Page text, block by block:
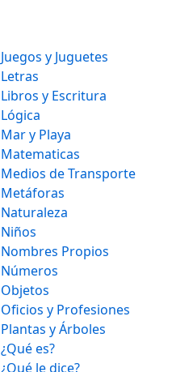
Juegos y Juguetes
Letras
Libros y Escritura
Lógica
Mar y Playa
Matematicas
Medios de Transporte
Metáforas
Naturaleza
Niños
Nombres Propios
Números
Objetos
Oficios y Profesiones
Plantas y Árboles
¿Qué es?
¿Qué le dice?